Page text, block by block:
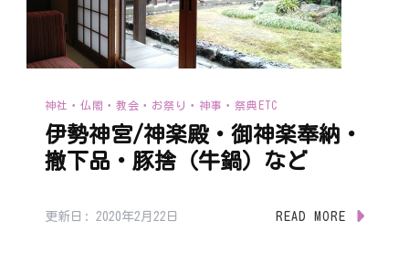
神社・仏閣・教会・お祭り・神事・祭典ETC
伊勢神宮/神楽殿・御神楽奉納・
撤下品・豚捨（牛鍋）など
更新日: 2020年2月22日 READ MORE